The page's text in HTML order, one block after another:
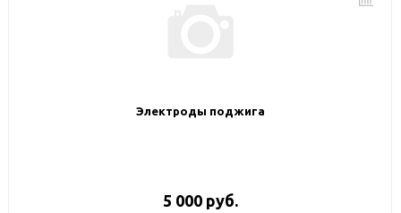
Электроды поджига
5 000 руб.